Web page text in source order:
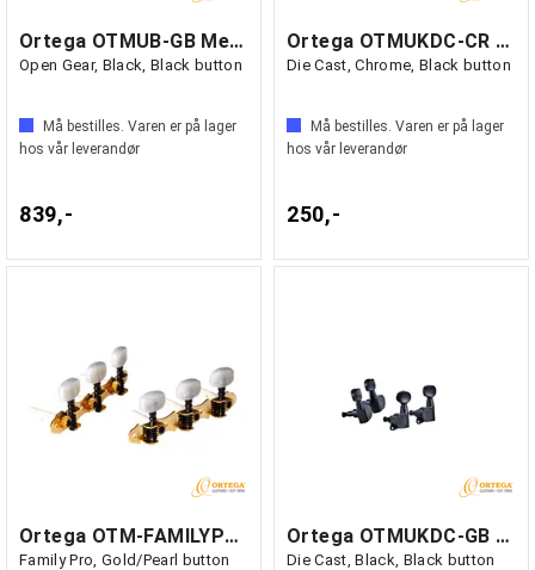
Ortega OTMUB-GB Mekanikk Ukelele Bass
Open Gear, Black, Black button
Må bestilles. Varen er på lager
hos vår leverandør
839,-
Ortega OTMUKDC-CR Mekanikk Ukulele
Die Cast, Chrome, Black button
Må bestilles. Varen er på lager
hos vår leverandør
250,-
Ortega OTM-FAMILYPRO Mekanikk Classic
Family Pro, Gold/Pearl button
Ortega OTMUKDC-GB Mekanikk Ukulele
Die Cast, Black, Black button